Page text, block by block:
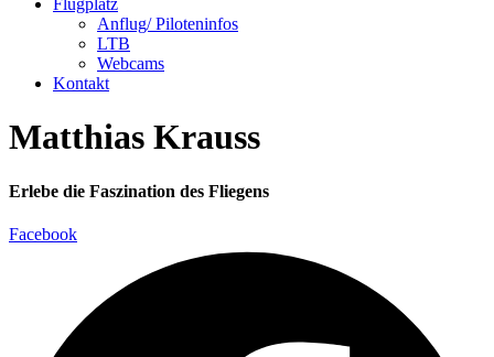
Anflug/ Piloteninfos
LTB
Webcams
Kontakt
Matthias Krauss
Erlebe die Faszination des Fliegens
Facebook